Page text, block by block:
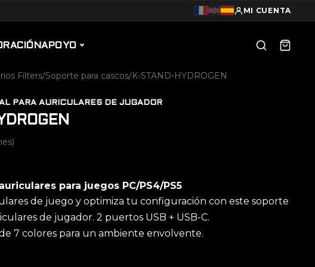
MI CUENTA
APOYO
Filters/Soporte para cascos/K-STAND-HYDROGEN
PARA AURICULARES DE JUGADOR
para juegos PC/PS4/PS5
de juego y optimiza tu configuración con este soporte
de jugador. 2 puertos USB + USB-C.
7 colores para un ambiente envolvente.